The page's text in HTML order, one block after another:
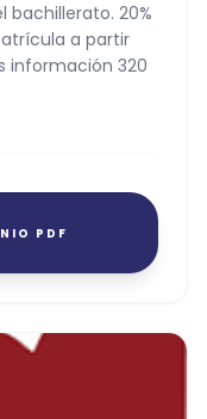
bachillerato. 20%
a partir
información 320
PDF